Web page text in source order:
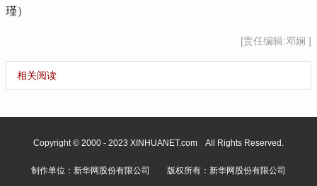
瑾）
[责任编辑:邓娴 ]
相关阅读
Copyright © 2000 - 2023 XINHUANET.com All Rights Reserved.
制作单位：新华网股份有限公司 版权所有：新华网股份有限公司